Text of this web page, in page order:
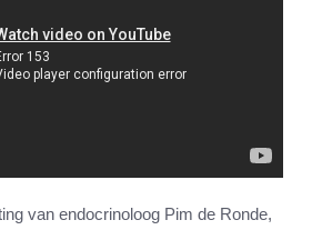
van endocrinoloog Pim de Ronde,